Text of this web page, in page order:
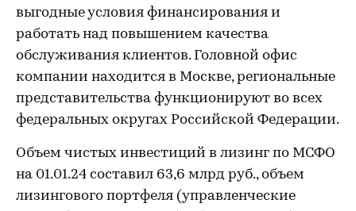
выгодные условия финансирования и
работать над повышением качества
обслуживания клиентов. Головной офис
компании находится в Москве, региональные
представительства функционируют во всех
федеральных округах Российской Федерации.
Объем чистых инвестиций в лизинг по МСФО
на 01.01.24 составил 63,6 млрд руб., объем
лизингового портфеля (управленческие